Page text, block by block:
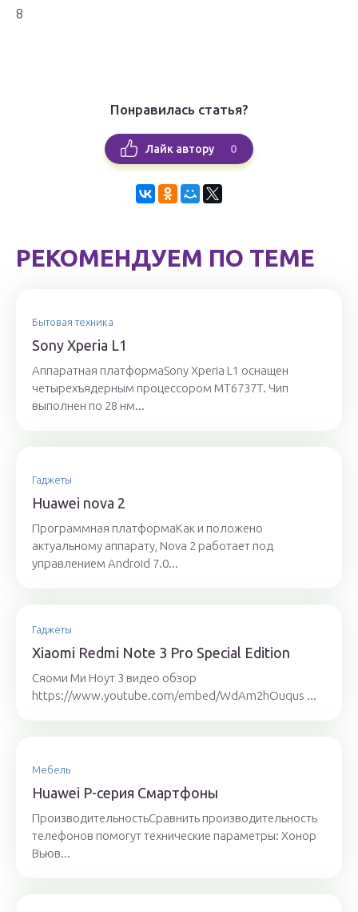
8
Понравилась статья?
Лайк автору 0
РЕКОМЕНДУЕМ ПО ТЕМЕ
Бытовая техника
Sony Xperia L1
Аппаратная платформаSony Xperia L1 оснащен
четырехъядерным процессором MT6737T. Чип
выполнен по 28 нм...
Гаджеты
Huawei nova 2
Программная платформаКак и положено
актуальному аппарату, Nova 2 работает под
управлением Android 7.0...
Гаджеты
Xiaomi Redmi Note 3 Pro Special Edition
Сяоми Ми Ноут 3 видео обзор
https://www.youtube.com/embed/WdAm2hOuqus ...
Мебель
Huawei P-серия Смартфоны
ПроизводительностьСравнить производительность
телефонов помогут технические параметры: Хонор
Вьюв...